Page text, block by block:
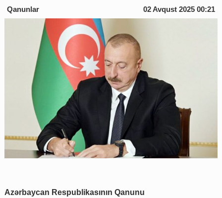
Qanunlar 02 Avqust 2025 00:21
Azərbaycan Respublikasının Qanunu